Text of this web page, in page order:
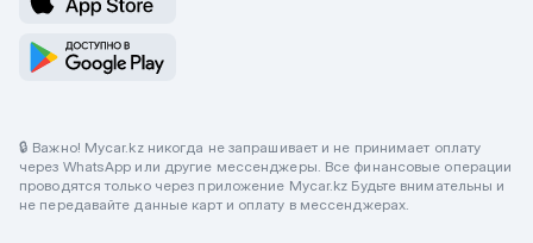
🔒 Важно! Mycar.kz никогда не запрашивает и не принимает оплату
через WhatsApp или другие мессенджеры. Все финансовые операции
проводятся только через приложение Mycar.kz Будьте внимательны и
не передавайте данные карт и оплату в мессенджерах.